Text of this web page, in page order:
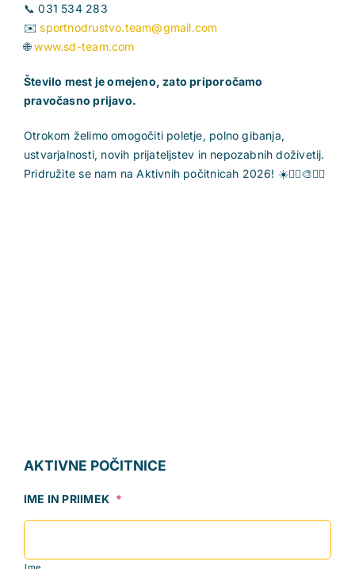
📞 031 534 283
✉️ sportnodrustvo.team@gmail.com
🌐www.sd-team.com
Število mest je omejeno, zato priporočamo
pravočasno prijavo.
Otrokom želimo omogočiti poletje, polno gibanja,
ustvarjalnosti, novih prijateljstev in nepozabnih doživetij.
Pridružite se nam na Aktivnih počitnicah 2026! ☀️🏃‍♀️🎨🤸‍♂️
AKTIVNE POČITNICE
IME IN PRIIMEK *